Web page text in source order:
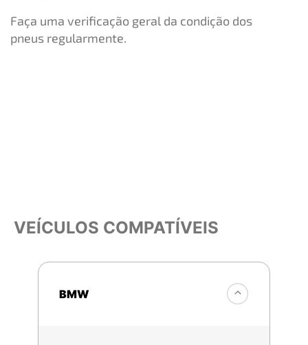
Faça uma verificação geral da condição dos
pneus regularmente.
VEÍCULOS COMPATÍVEIS
BMW